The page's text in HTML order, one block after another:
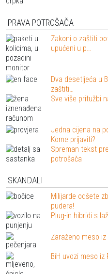
PRAVA POTROŠAČA
Zakoni o zaštiti
upućeni u p…
Dva desetljeća u
zaštiti…
Sve više pritužbi
Jedna cijena na
Kome prijaviti?
Spreman tekst
potrošača
SKANDALI
Milijarde odšete
pudera!
Plug-in hibridi s
Zaraženo meso
BiH uvozi meso iz